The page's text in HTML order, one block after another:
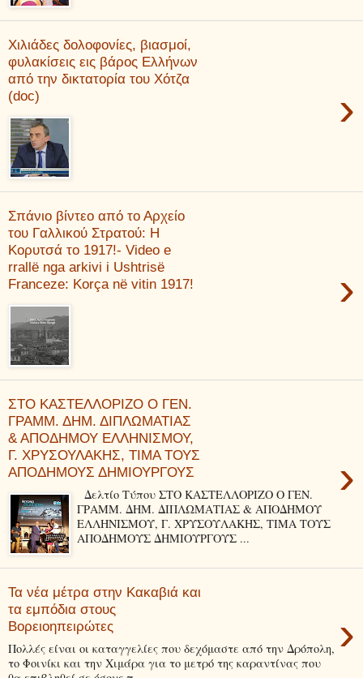
Χιλιάδες δολοφονίες, βιασμοί,
φυλακίσεις εις βάρος Ελλήνων
από την δικτατορία του Χότζα
(doc)
›
Σπάνιο βίντεο από το Αρχείο
του Γαλλικού Στρατού: Η
Κορυτσά το 1917!- Video e
rrallë nga arkivi i Ushtrisë
Franceze: Korça në vitin 1917!
›
ΣΤΟ ΚΑΣΤΕΛΛΟΡΙΖΟ Ο ΓΕΝ.
ΓΡΑΜΜ. ΔΗΜ. ΔΙΠΛΩΜΑΤΙΑΣ
& ΑΠΟΔΗΜΟΥ ΕΛΛΗΝΙΣΜΟΥ,
Γ. ΧΡΥΣΟΥΛΑΚΗΣ, ΤΙΜΑ ΤΟΥΣ
ΑΠΟΔΗΜΟΥΣ ΔΗΜΙΟΥΡΓΟΥΣ
›
Δελτίο Τύπου ΣΤΟ ΚΑΣΤΕΛΛΟΡΙΖΟ Ο ΓΕΝ.
ΓΡΑΜΜ. ΔΗΜ. ΔΙΠΛΩΜΑΤΙΑΣ & ΑΠΟΔΗΜΟΥ
ΕΛΛΗΝΙΣΜΟΥ, Γ. ΧΡΥΣΟΥΛΑΚΗΣ, ΤΙΜΑ ΤΟΥΣ
ΑΠΟΔΗΜΟΥΣ ΔΗΜΙΟΥΡΓΟΥΣ ...
Τα νέα μέτρα στην Κακαβιά και
τα εμπόδια στους
Βορειοηπειρώτες
›
Πολλές είναι οι καταγγελίες που δεχόμαστε από την Δρόπολη,
το Φοινίκι και την Χιμάρα για το μετρό της καραντίνας που